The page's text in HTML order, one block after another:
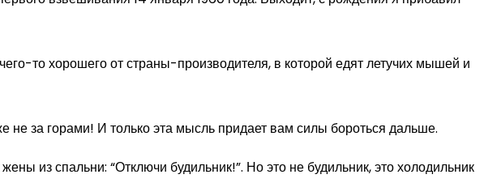
то хорошего от страны-производителя, в которой едят летучих мышей и
не за горами! И только эта мысль придает вам силы бороться дальше.
из спальни: “Отключи будильник!”. Но это не будильник, это холодильник